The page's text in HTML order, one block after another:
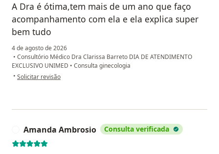
A Dra é ótima,tem mais de um ano que faço
acompanhamento com ela e ela explica super
bem tudo
4 de agosto de 2026
• Consultório Médico Dra Clarissa Barreto DIA DE ATENDIMENTO
EXCLUSIVO UNIMED • Consulta ginecologia
• na opinião do utilizador Alinne Dantas
Solicitar revisão
Amanda Ambrosio Consulta verificada